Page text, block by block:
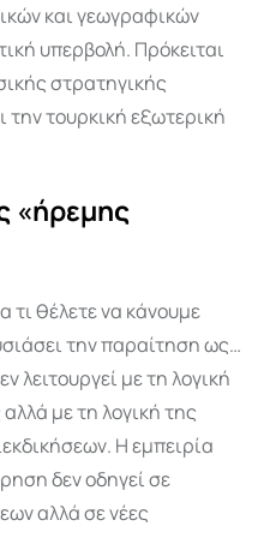
και γεωγραφικών
υπερβολή. Πρόκειται
στρατηγικής
τουρκική εξωτερική
«ήρεμης
τι θέλετε να κάνουμε
την παραίτηση ως…
λειτουργεί με τη λογική
με τη λογική της
Η εμπειρία
δεν οδηγεί σε
αλλά σε νέες